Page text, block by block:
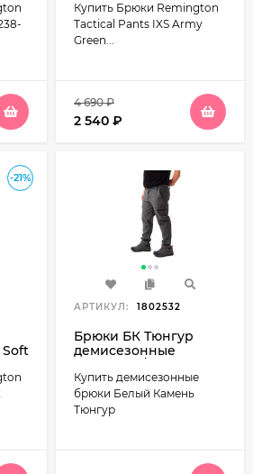
р.XXL
Купить Брюки Remington
Tactical Pants IXS Army
Green...
4 690₽
2 540 ₽
-21%
Soft
АРТИКУЛ: 1802532
Брюки БК Тюнгур
демисезонные
Купить демисезонные
брюки Белый Камень
Тюнгур